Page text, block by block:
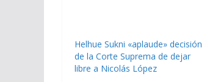
Helhue Sukni «aplaude» decisión
de la Corte Suprema de dejar
libre a Nicolás López